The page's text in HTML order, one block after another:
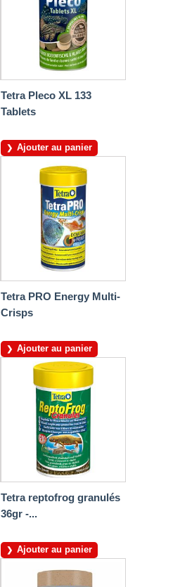
Tetra Pleco XL 133
Tablets
Ajouter au panier
Tetra PRO Energy Multi-
Crisps
Ajouter au panier
Tetra reptofrog granulés
36gr -...
Ajouter au panier